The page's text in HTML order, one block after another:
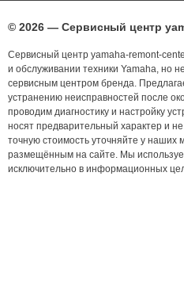
© 2026 — Сервисный центр
Сервисный центр yamaha-remont-
и обслуживании техники Yamaha, но
сервисным центром бренда.
устранению неисправностей после
проводим диагностику и настройку
носят предварительный характер и
точную стоимость уточняйте у
размещённым на сайте. Мы
исключительно в информационных